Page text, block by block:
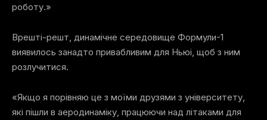
роботу.»
Врешті-решт, динамічне середовище Формули-1
виявилось занадто привабливим для Ньюі, щоб з ним
розлучитися.
«Якщо я порівняю це з моїми друзями з університету,
які пішли в аеродинаміку, працюючи над літаками для